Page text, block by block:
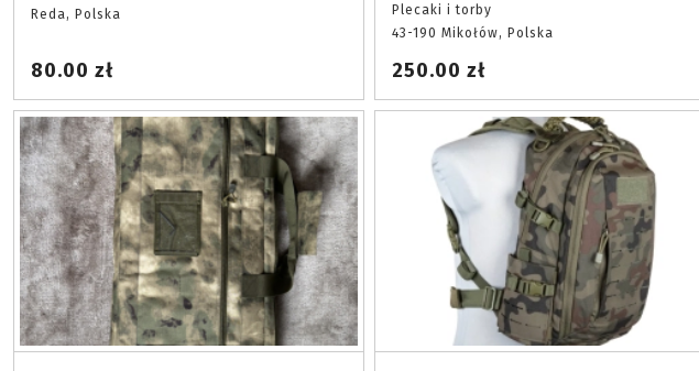
Reda, Polska
80.00 zł
Plecaki i torby
43-190 Mikołów, Polska
250.00 zł